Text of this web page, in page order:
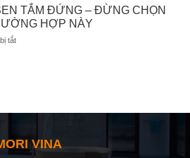
Rẻ”
tone
xám
bản
dàng
BỎ
QUA
ĐIỀU
NÀY
LỰA
BÁT
TẮM ĐỨNG – ĐỪNG CHỌN
HỢP NÀY
tắtở
–
NẾU VINA